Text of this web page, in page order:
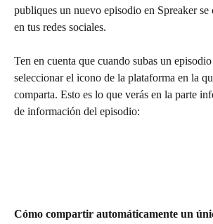
publiques un nuevo episodio en Spreaker se
en tus redes sociales.
Ten en cuenta que cuando subas un
seleccionar el icono de la plataforma en la
comparta. Esto es lo que verás en la parte
de información del episodio:
Cómo compartir automáticamente un